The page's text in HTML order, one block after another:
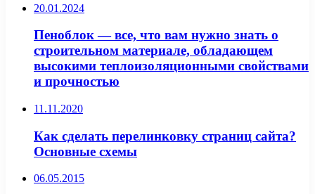
20.01.2024
Пеноблок — все, что вам нужно знать о
строительном материале, обладающем
высокими теплоизоляционными свойствами
и прочностью
11.11.2020
Как сделать перелинковку страниц сайта?
Основные схемы
06.05.2015